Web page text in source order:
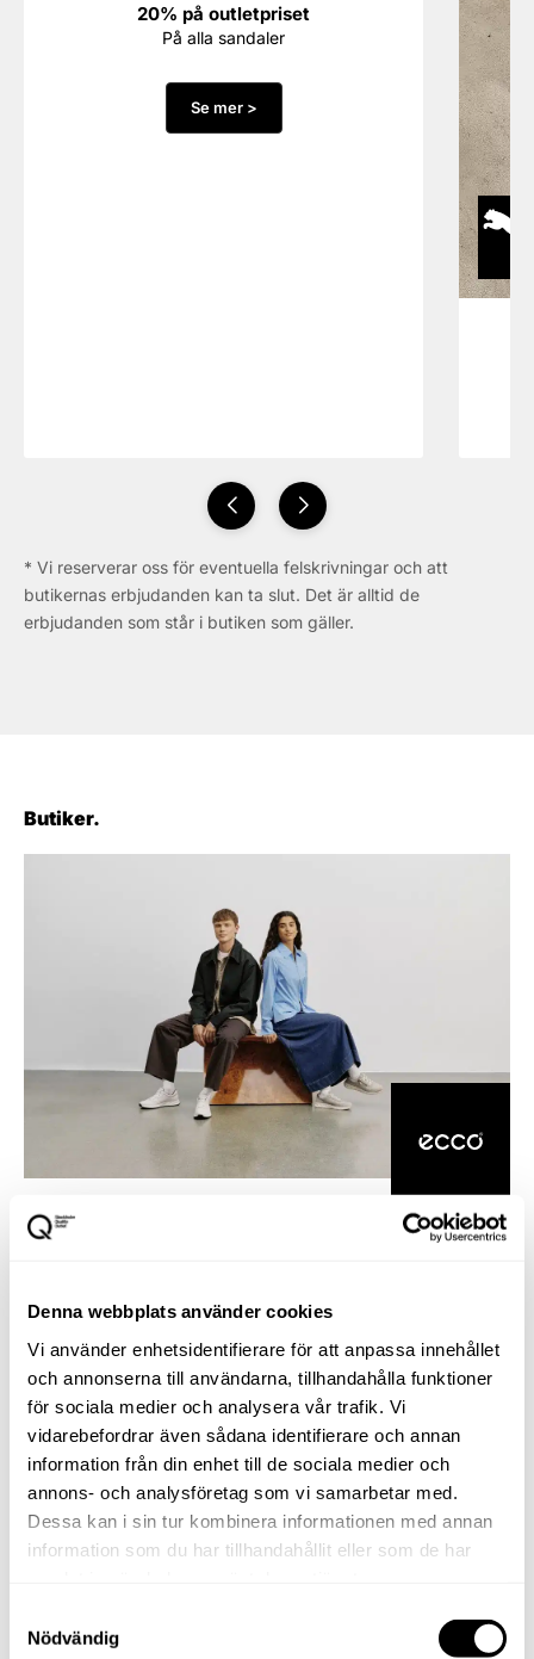
Denna webbplats använder cookies
Vi använder enhetsidentifierare för att anpassa innehållet
och annonserna till användarna, tillhandahålla funktioner
för sociala medier och analysera vår trafik. Vi
vidarebefordrar även sådana identifierare och annan
information från din enhet till de sociala medier och
annons- och analysföretag som vi samarbetar med.
Dessa kan i sin tur kombinera informationen med annan
information som du har tillhandahållit eller som de har
Nödvändig
20% på outletpriset
På alla sandaler
Se mer >
* Vi reserverar oss för eventuella felskrivningar och att
butikernas erbjudanden kan ta slut. Det är alltid de
erbjudanden som står i butiken som gäller.
Butiker.